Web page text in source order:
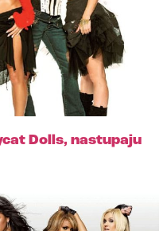
Dolls, nastupaju